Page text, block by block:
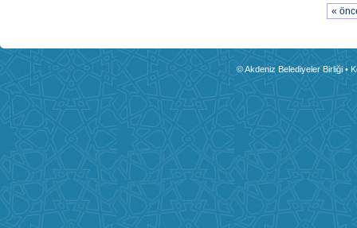
«
© Akdeniz Belediyeler Birliği •